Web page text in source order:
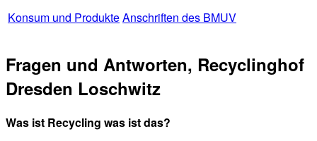
Konsum und ProdukteAnschriften des BMUV
Fragen und Antworten, Recyclinghof
Dresden Loschwitz
Was ist Recycling was ist das?